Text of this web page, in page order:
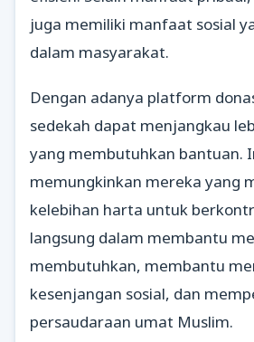
juga memiliki manfaat sosial
dalam masyarakat.
Dengan adanya platform
sedekah dapat menjangkau
yang membutuhkan bantuan.
memungkinkan mereka yang
kelebihan harta untuk
langsung dalam membantu
membutuhkan, membantu
kesenjangan sosial, dan
persaudaraan umat Muslim.